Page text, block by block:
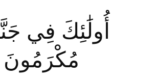
أُولَٰئِكَ فِي
مُكْرَمُونَ